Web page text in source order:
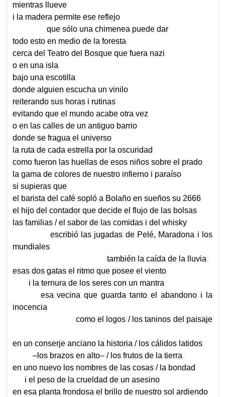
mientras llueve
i la madera permite ese reflejo
que sólo una chimenea puede dar
todo esto en medio de la foresta
cerca del Teatro del Bosque que fuera nazi
o en una isla
bajo una escotilla
donde alguien escucha un vinilo
reiterando sus horas i rutinas
evitando que el mundo acabe otra vez
o en las calles de un antiguo barrio
donde se fragua el universo
la ruta de cada estrella por la oscuridad
como fueron las huellas de esos niños sobre el prado
la gama de colores de nuestro infierno i paraíso
si supieras que
el barista del café sopló a Bolaño en sueños su 2666
el hijo del contador que decide el flujo de las bolsas
las familias / el sabor de las comidas i del whisky
escribió las jugadas de Pelé, Maradona i los
mundiales
también la caída de la lluvia
esas dos gatas el ritmo que posee el viento
i la ternura de los seres con un mantra
esa vecina que guarda tanto el abandono i la
inocencia
como el logos / los taninos del paisaje
en un conserje anciano la historia / los cálidos latidos
–los brazos en alto– / los frutos de la tierra
en uno nuevo los nombres de las cosas / la bondad
i el peso de la crueldad de un asesino
en esa planta frondosa el brillo de nuestro sol ardiendo